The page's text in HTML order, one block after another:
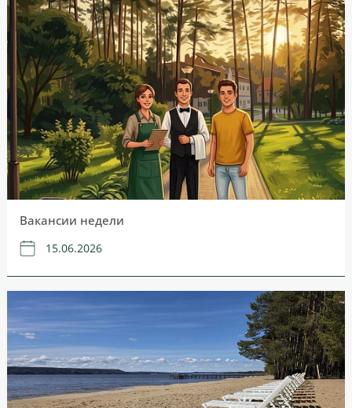
Вакансии недели
15.06.2026